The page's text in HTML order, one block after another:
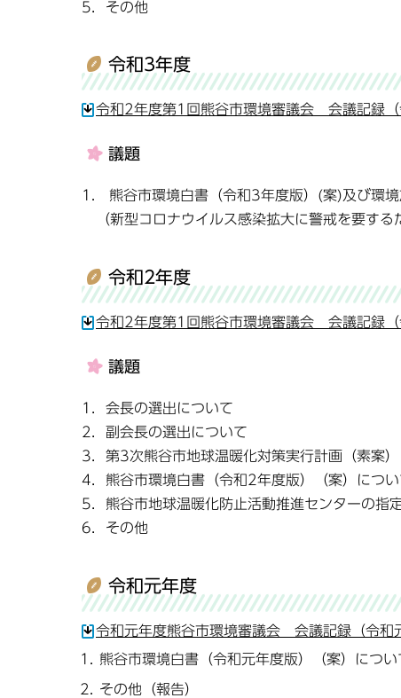
5．その他
令和3年度
令和2年度第1回熊谷市環境審議会 会議記録
議題
1. 熊谷市環境白書（令和3年度版）(案)及び環境
（新型コロナウイルス感染拡大に警戒を要する
令和2年度
令和2年度第1回熊谷市環境審議会 会議記録
議題
1．会長の選出について
2．副会長の選出について
3．第3次熊谷市地球温暖化対策実行計画（素案
4．熊谷市環境白書（令和2年度版）（案）につい
5．熊谷市地球温暖化防止活動推進センターの指
6．その他
令和元年度
令和元年度熊谷市環境審議会 会議記録（令
熊谷市環境白書（令和元年度版）（案）につい
その他（報告）